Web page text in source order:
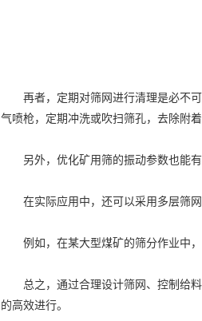
再者，定期对筛网进行清理是必不可
气喷枪，定期冲洗或吹扫筛孔，去除附着
另外，优化矿用筛的振动参数也能有
在实际应用中，还可以采用多层筛网
例如，在某大型煤矿的筛分作业中，
总之，通过合理设计筛网、控制给料
的高效进行。